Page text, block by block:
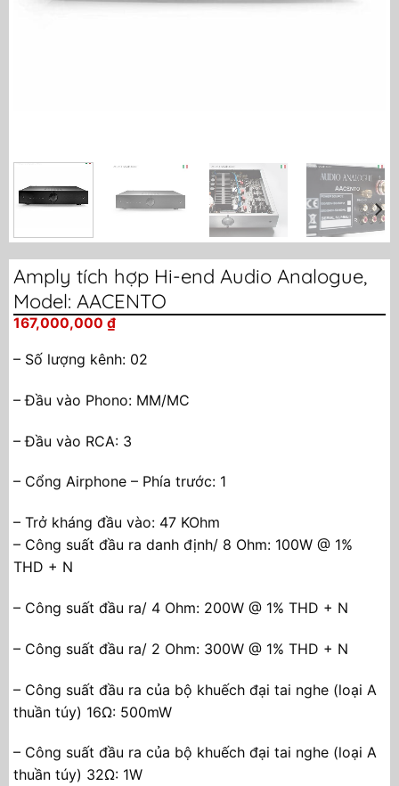
Amply tích hợp Hi-end Audio Analogue,
Model: AACENTO
167,000,000 ₫
– Số lượng kênh: 02
– Đầu vào Phono: MM/MC
– Đầu vào RCA: 3
– Cổng Airphone – Phía trước: 1
– Trở kháng đầu vào: 47 KOhm
– Công suất đầu ra danh định/ 8 Ohm: 100W @ 1%
THD + N
– Công suất đầu ra/ 4 Ohm: 200W @ 1% THD + N
– Công suất đầu ra/ 2 Ohm: 300W @ 1% THD + N
– Công suất đầu ra của bộ khuếch đại tai nghe (loại A
thuần túy) 16Ω: 500mW
– Công suất đầu ra của bộ khuếch đại tai nghe (loại A
thuần túy) 32Ω: 1W